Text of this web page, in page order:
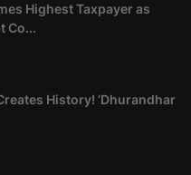
Highest Taxpayer as
Co...
History! ‘Dhurandhar